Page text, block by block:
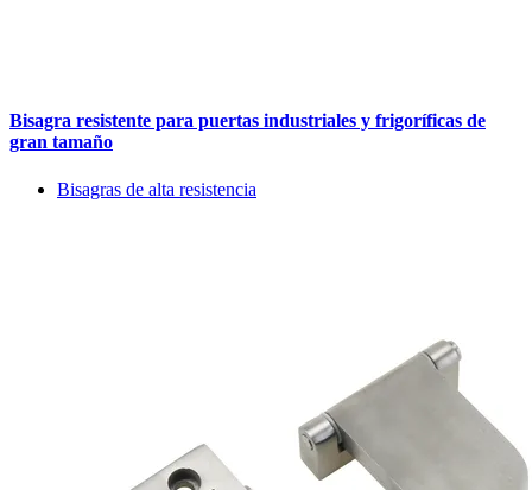
Bisagra resistente para puertas industriales y frigoríficas de
gran tamaño
Bisagras de alta resistencia